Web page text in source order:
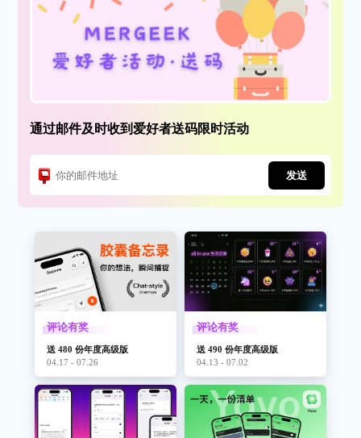
通过邮件及时收到爱好者送码限时活动
发送
评论有奖
送 480 份年度高级版
04.17 - 07.26
评论有奖
送 490 份年度高级版
04.13 - 07.02